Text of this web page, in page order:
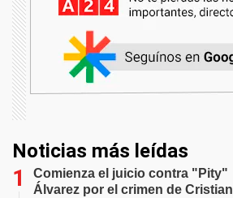
Noticias más leídas
Comienza el juicio contra "Pity"
Álvarez por el crimen de Cristian